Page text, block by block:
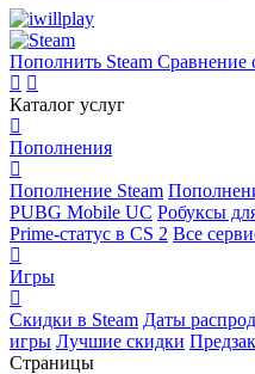
Пополнить Steam Сравнение
Каталог услуг
Пополнения
Пополнение Steam
PUBG Mobile UC Робуксы
Prime-статус в CS 2 Все
Игры
Скидки в Steam Даты
игры Лучшие скидки
Страницы